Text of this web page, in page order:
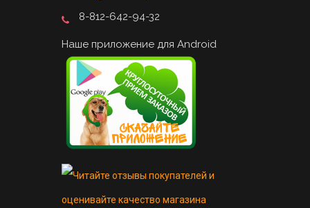
8-812-642-94-32
Наше приложение для Android